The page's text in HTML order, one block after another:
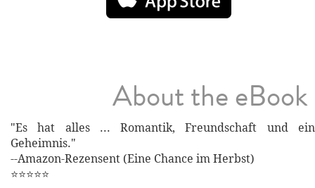
About the eBook
"Es hat alles ... Romantik, Freundschaft und ein
Geheimnis."
--Amazon-Rezensent (Eine Chance im Herbst)
⭐⭐⭐⭐⭐